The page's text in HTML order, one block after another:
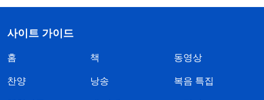
사이트 가이드
홈 책 동영상
찬양 낭송 복음 특집